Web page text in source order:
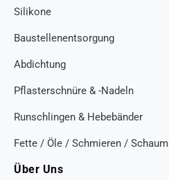
Silikone
Baustellenentsorgung
Abdichtung
Pflasterschnüre & -Nadeln
Runschlingen & Hebebänder
Fette / Öle / Schmieren / Schaum
Über Uns